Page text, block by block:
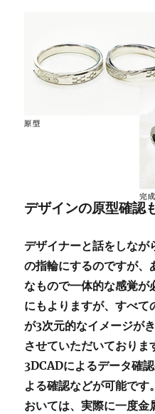
デザインの原型確認
デザイナーと話をしな
の指輪にするのですが、
なもので一体的な感覚が
にもよりますが、すべ
が3次元的なイメージが
させていただいておりま
3DCADによるデータ確
よる確認などが可能です
おいては、実際に一度金